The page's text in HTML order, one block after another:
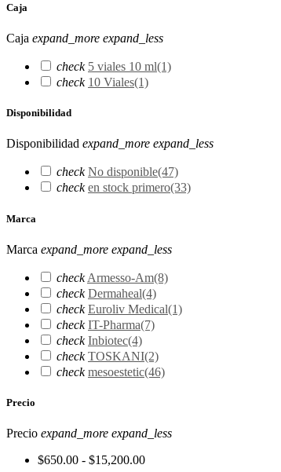
Caja
Caja expand_more expand_less
check 5 viales 10 ml(1)
check 10 Viales(1)
Disponibilidad
Disponibilidad expand_more expand_less
check No disponible(47)
check en stock primero(33)
Marca
Marca expand_more expand_less
check Armesso-Am(8)
check Dermaheal(4)
check Euroliv Medical(1)
check IT-Pharma(7)
check Inbiotec(4)
check TOSKANI(2)
check mesoestetic(46)
Precio
Precio expand_more expand_less
$650.00 - $15,200.00